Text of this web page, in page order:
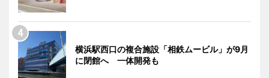
横浜駅西口の複合施設「相鉄ムービル」が9月
に閉館へ 一体開発も